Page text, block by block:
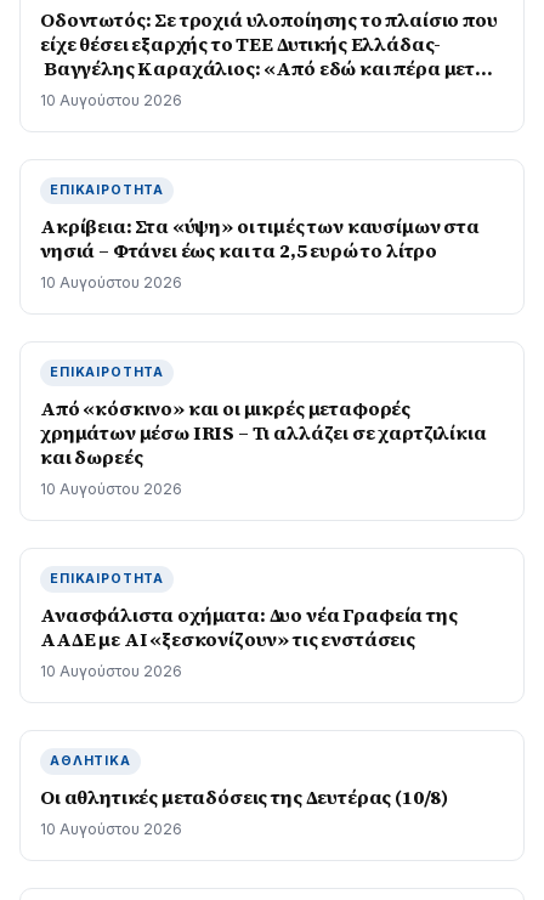
Οδοντωτός: Σε τροχιά υλοποίησης το πλαίσιο που
είχε θέσει εξαρχής το ΤΕΕ Δυτικής Ελλάδας-
Βαγγέλης Καραχάλιος: «Από εδώ και πέρα μετρά
το αποτέλεσμα στο πεδίο»
10 Αυγούστου 2026
ΕΠΙΚΑΙΡΌΤΗΤΑ
Ακρίβεια: Στα «ύψη» οι τιμές των καυσίμων στα
νησιά – Φτάνει έως και τα 2,5 ευρώ το λίτρο
10 Αυγούστου 2026
ΕΠΙΚΑΙΡΌΤΗΤΑ
Από «κόσκινο» και οι μικρές μεταφορές
χρημάτων μέσω IRIS – Τι αλλάζει σε χαρτζιλίκια
και δωρεές
10 Αυγούστου 2026
ΕΠΙΚΑΙΡΌΤΗΤΑ
Ανασφάλιστα οχήματα: Δυο νέα Γραφεία της
ΑΑΔΕ με ΑΙ «ξεσκονίζουν» τις ενστάσεις
10 Αυγούστου 2026
ΑΘΛΗΤΙΚΆ
Οι αθλητικές μεταδόσεις της Δευτέρας (10/8)
10 Αυγούστου 2026